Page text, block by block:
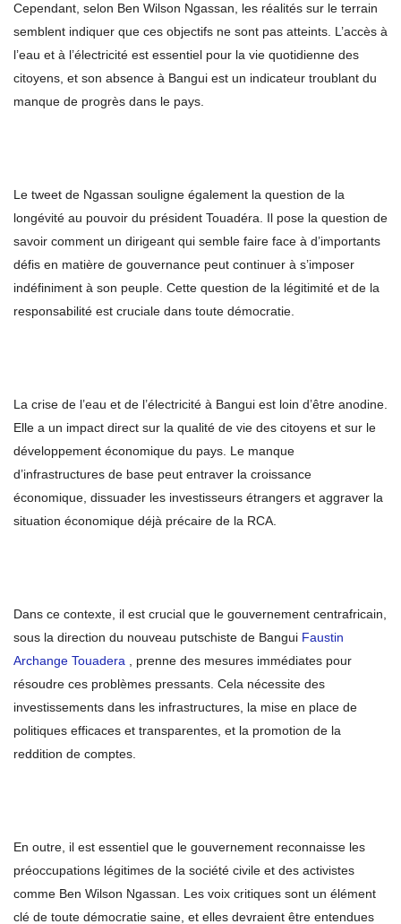
Cependant, selon Ben Wilson Ngassan, les réalités sur le terrain
semblent indiquer que ces objectifs ne sont pas atteints. L’accès à
l’eau et à l’électricité est essentiel pour la vie quotidienne des
citoyens, et son absence à Bangui est un indicateur troublant du
manque de progrès dans le pays.
Le tweet de Ngassan souligne également la question de la
longévité au pouvoir du président Touadéra. Il pose la question de
savoir comment un dirigeant qui semble faire face à d’importants
défis en matière de gouvernance peut continuer à s’imposer
indéfiniment à son peuple. Cette question de la légitimité et de la
responsabilité est cruciale dans toute démocratie.
La crise de l’eau et de l’électricité à Bangui est loin d’être anodine.
Elle a un impact direct sur la qualité de vie des citoyens et sur le
développement économique du pays. Le manque
d’infrastructures de base peut entraver la croissance
économique, dissuader les investisseurs étrangers et aggraver la
situation économique déjà précaire de la RCA.
Dans ce contexte, il est crucial que le gouvernement centrafricain,
sous la direction du nouveau putschiste de Bangui Faustin
Archange Touadera , prenne des mesures immédiates pour
résoudre ces problèmes pressants. Cela nécessite des
investissements dans les infrastructures, la mise en place de
politiques efficaces et transparentes, et la promotion de la
reddition de comptes.
En outre, il est essentiel que le gouvernement reconnaisse les
préoccupations légitimes de la société civile et des activistes
comme Ben Wilson Ngassan. Les voix critiques sont un élément
clé de toute démocratie saine, et elles devraient être entendues